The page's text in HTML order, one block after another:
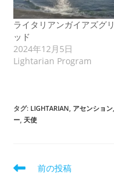
ライタリアンガイアズグリ
ッド
2024年12月5日
Lightarian Program
タグ: LIGHTARIAN アセンション
ー 天使
そ
前の投稿